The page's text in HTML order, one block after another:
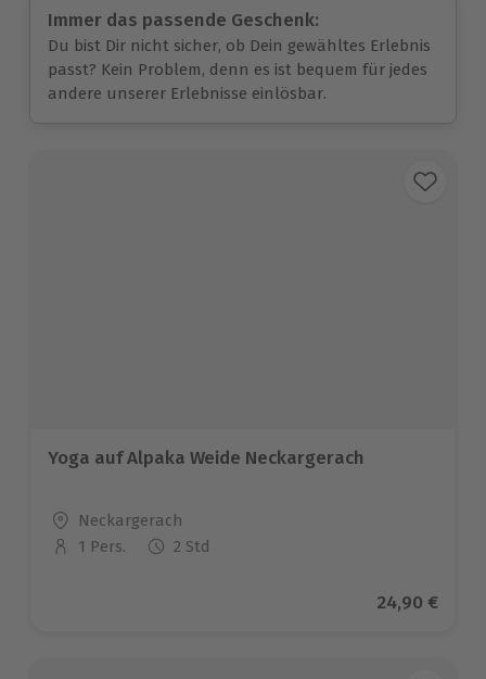
Immer das passende Geschenk:
Du bist Dir nicht sicher, ob Dein gewähltes Erlebnis
passt? Kein Problem, denn es ist bequem für jedes
andere unserer Erlebnisse einlösbar.
Yoga auf Alpaka Weide Neckargerach
Standort
Neckargerach
Anzahl der Teilnehmer
1 Pers. 2 Std
Aktueller
24,90 €